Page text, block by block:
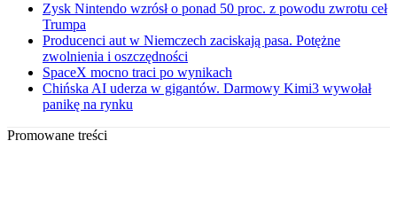
Zysk Nintendo wzrósł o ponad 50 proc. z powodu zwrotu ceł
Trumpa
Producenci aut w Niemczech zaciskają pasa. Potężne
zwolnienia i oszczędności
SpaceX mocno traci po wynikach
Chińska AI uderza w gigantów. Darmowy Kimi3 wywołał
panikę na rynku
Promowane treści